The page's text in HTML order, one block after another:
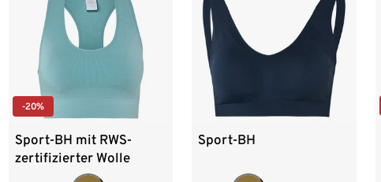
-20%
Sport-BH mit RWS-
zertifizierter Wolle
Sport-BH